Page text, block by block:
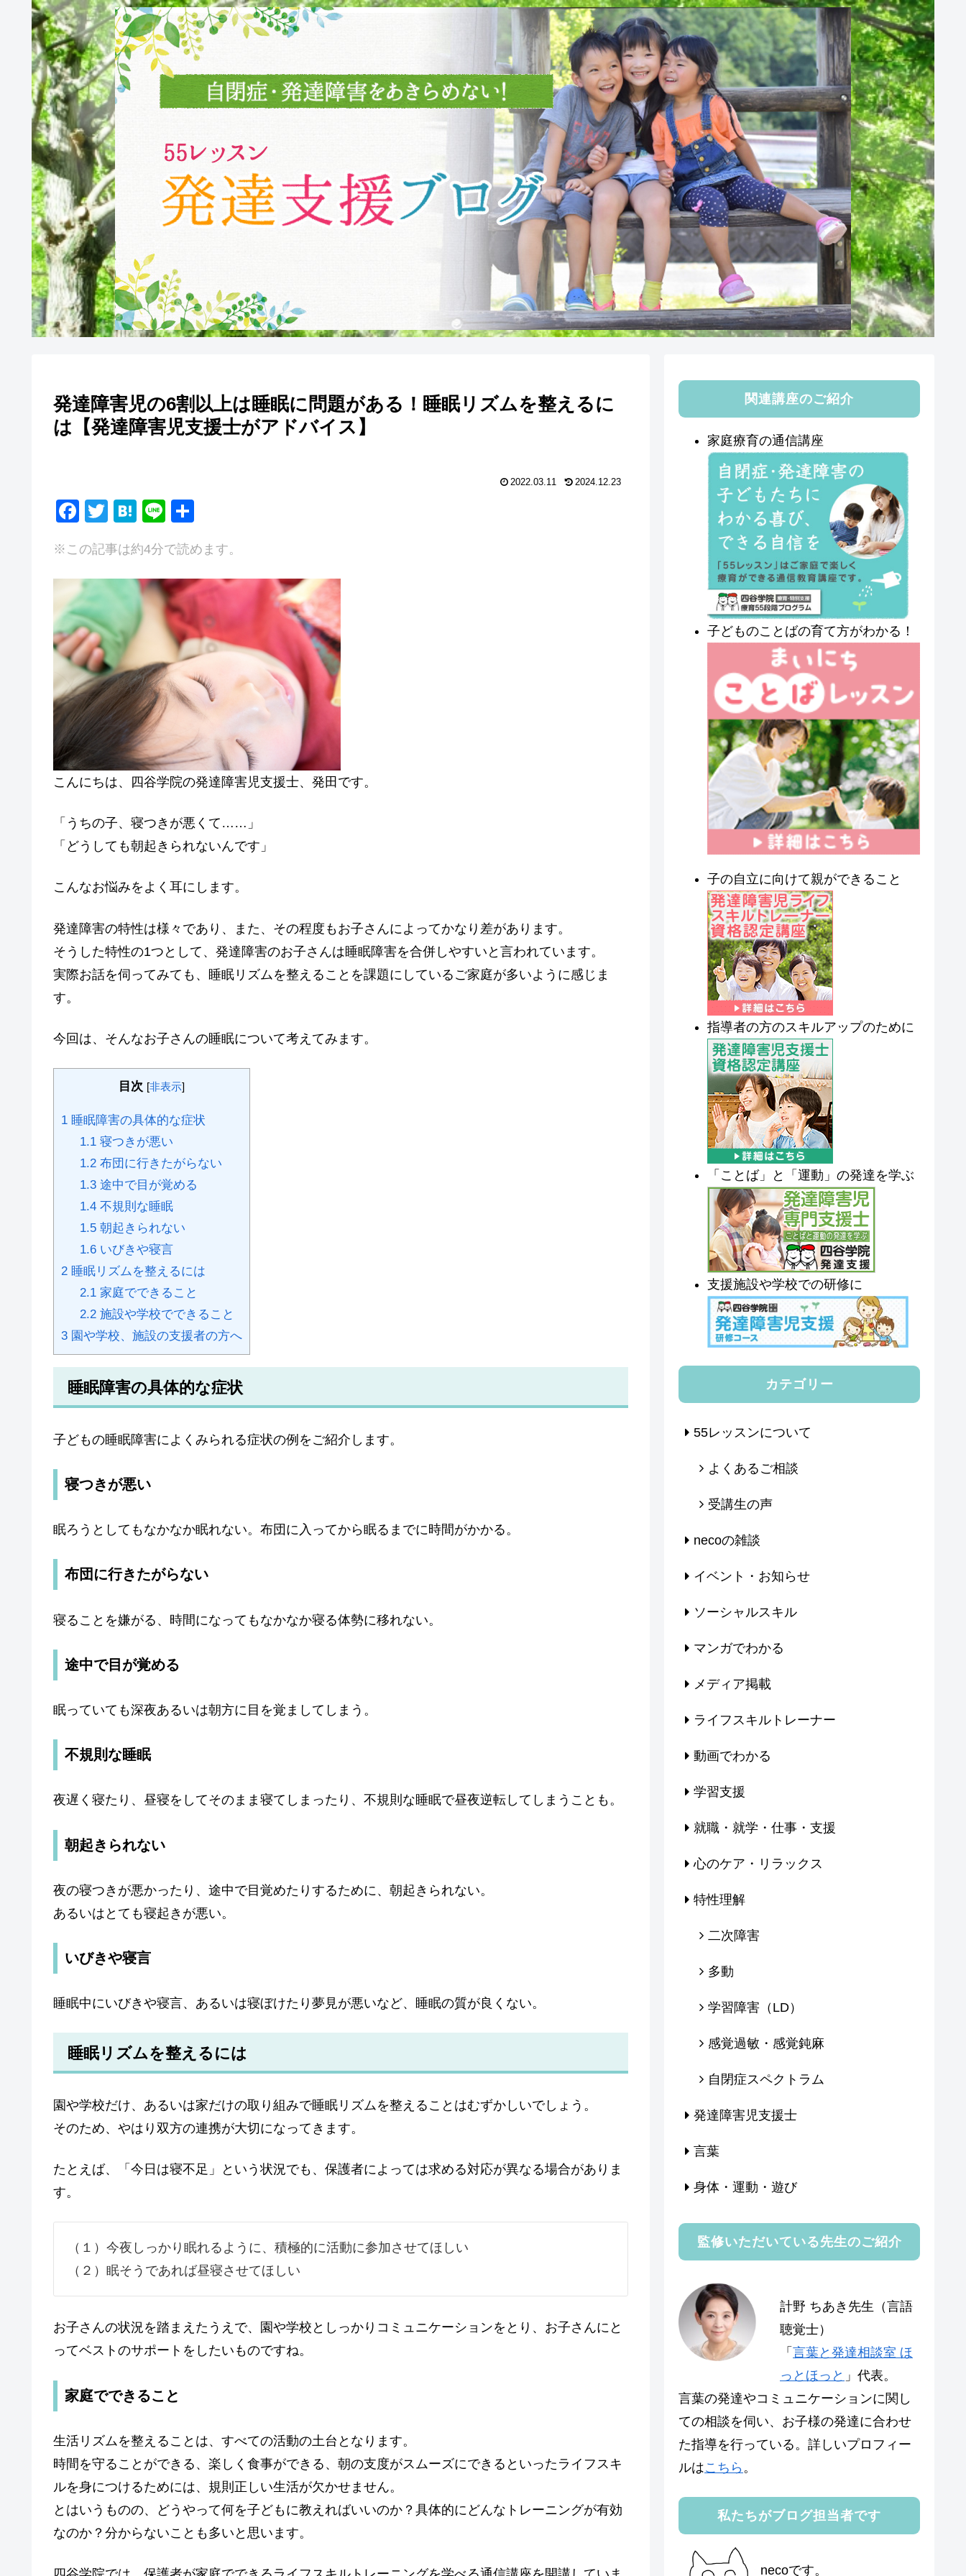
発達障害児の6割以上は睡眠に問題がある！睡眠リズムを整えるに
は【発達障害児支援士がアドバイス】
2022.03.11 2024.12.23
F
c
e
b
o
o
k
T
tt
er
H
e
n
a
Li
e
※この記事は約4分で読めます。
こんにちは、四谷学院の発達障害児支援士、発田です。
「うちの子、寝つきが悪くて……」
「どうしても朝起きられないんです」
こんなお悩みをよく耳にします。
発達障害の特性は様々であり、また、その程度もお子さんによってかなり差があります。
そうした特性の1つとして、発達障害のお子さんは睡眠障害を合併しやすいと言われています。
実際お話を伺ってみても、 睡眠リズムを整えることを課題にしているご家庭が多いように感じま
す。
今回は、そんなお子さんの睡眠について考えてみます。
目次 [非表示]
1 睡眠障害の具体的な症状
1.1寝つきが悪い
1.2布団に行きたがらない
1.3途中で目が覚める
1.4不規則な睡眠
1.5朝起きられない
1.6いびきや寝言
2 睡眠リズムを整えるには
2.1家庭でできること
2.2施設や学校でできること
3 園や学校、施設の支援者の方へ
睡眠障害の具体的な症状
子どもの睡眠障害によくみられる症状の例をご紹介します。
寝つきが悪い
眠ろうとしてもなかなか眠れない。布団に入ってから眠るまでに時間がかかる。
布団に行きたがらない
寝ることを嫌がる、時間になってもなかなか寝る体勢に移れない。
途中で目が覚める
眠っていても深夜あるいは朝方に目を覚ましてしまう。
不規則な睡眠
夜遅く寝たり、昼寝をしてそのまま寝てしまったり、不規則な睡眠で昼夜逆転してしまうことも。
朝起きられない
夜の寝つきが悪かったり、途中で目覚めたりするために、朝起きられない。
あるいはとても寝起きが悪い。
いびきや寝言
睡眠中にいびきや寝言、あるいは寝ぼけたり夢見が悪いなど、睡眠の質が良くない。
睡眠リズムを整えるには
園や学校だけ、あるいは家だけの取り組みで睡眠リズムを整えることはむずかしいでしょう。
そのため、 やはり双方の連携が大切になってきます。
たとえば、「今日は寝不足」という状況でも、保護者によっては求める対応が異なる場合がありま
す。
（１）今夜しっかり眠れるように、積極的に活動に参加させてほしい
（２）眠そうであれば昼寝させてほしい
お子さんの状況を踏まえたうえで、園や学校としっかりコミュニケーションをとり、お子さんにと
ってベストのサポートをしたいものですね。
家庭でできること
生活リズムを整えることは、すべての活動の土台となります。
時間を守ることができる、楽しく食事ができる、朝の支度がスムーズにできるといったライフスキ
ルを身につけるためには、規則正しい生活が欠かせません。
とはいうものの、どうやって何を子どもに教えればいいのか？具体的にどんなトレーニングが有効
なのか？分からないことも多いと思います。
関連講座のご紹介
家庭療育の通信講座
子どものことばの育て方がわかる！
子の自立に向けて親ができること
指導者の方のスキルアップのために
「ことば」と「運動」の発達を学ぶ
支援施設や学校での研修に
カテゴリー
55レッスンについて
よくあるご相談
受講生の声
necoの雑談
イベント・お知らせ
ソーシャルスキル
マンガでわかる
メディア掲載
ライフスキルトレーナー
動画でわかる
学習支援
就職・就学・仕事・支援
心のケア・リラックス
特性理解
二次障害
多動
学習障害（LD）
感覚過敏・感覚鈍麻
自閉症スペクトラム
発達障害児支援士
言葉
身体・運動・遊び
監修いただいている先生のご紹介
計野 ちあき先生（言語
聴覚士）
「 言葉と発達相談室 ほ
っとほっと 」代表。
言葉の発達やコミュニケーションに関し
ての相談を伺い、お子様の発達に合わせ
た指導を行っている。詳しいプロフィー
ルはこちら 。
私たちがブログ担当者です
necoです。